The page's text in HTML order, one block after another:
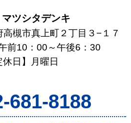
マツシタデンキ
槻市真上町２丁目３−１７
前10：00～午後6：30
休日】月曜日
681-8188